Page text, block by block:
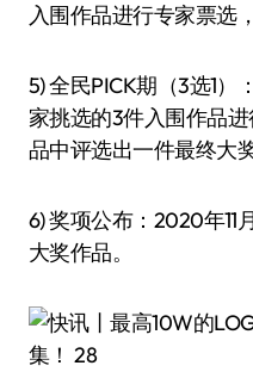
入围作品进行专家票选
5) 全民PICK期（3选1）
家挑选的3件入围作品
品中评选出一件最终大
6) 奖项公布：2020年11
大奖作品。